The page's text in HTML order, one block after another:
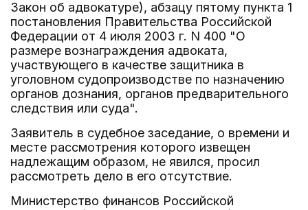
Закон об адвокатуре), абзацу пятому пункта 1
постановления Правительства Российской
Федерации от 4 июля 2003 г. N 400 "О
размере вознаграждения адвоката,
участвующего в качестве защитника в
уголовном судопроизводстве по назначению
органов дознания, органов предварительного
следствия или суда".
Заявитель в судебное заседание, о времени и
месте рассмотрения которого извещен
надлежащим образом, не явился, просил
рассмотреть дело в его отсутствие.
Министерство финансов Российской